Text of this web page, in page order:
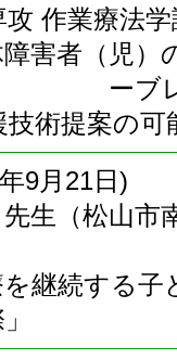
作業療法
者（児）
・コ
術提案の可
9月21日)
松山市南
続する子